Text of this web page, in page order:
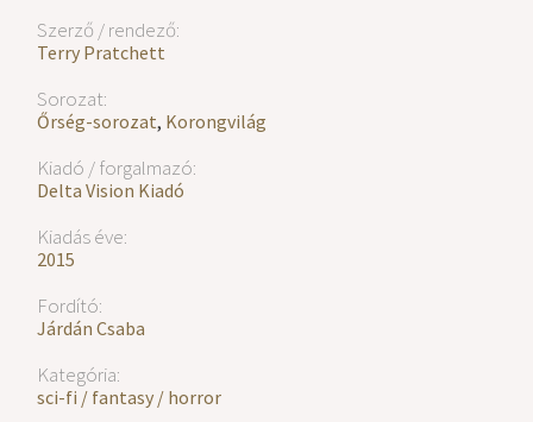
Szerző / rendező:
Terry Pratchett
Sorozat:
Őrség-sorozat, Korongvilág
Kiadó / forgalmazó:
Delta Vision Kiadó
Kiadás éve:
2015
Fordító:
Járdán Csaba
Kategória:
sci-fi / fantasy / horror